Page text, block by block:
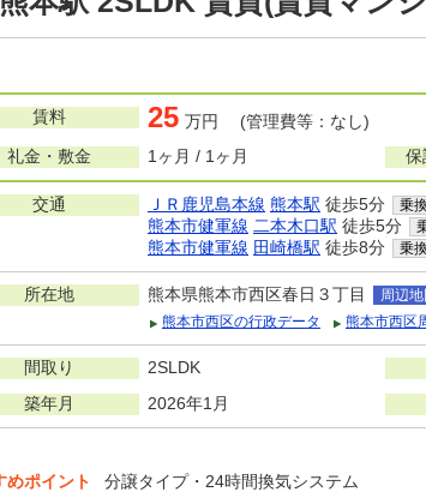
賃料 25 万円 (管理費等：なし)
礼金・敷金
1ヶ月 / 1ヶ月 保
交通 ＪＲ鹿児島本線 熊本駅 徒歩5分 乗
熊本市健軍線 二本木口駅 徒歩5分
熊本市健軍線 田崎橋駅 徒歩8分 乗
所在地 熊本県熊本市西区春日３丁目
周辺
熊本市西区の行政データ
熊本市西区
間取り
2SLDK
築年月
2026年1月
めポイント 分譲タイプ・24時間換気システム